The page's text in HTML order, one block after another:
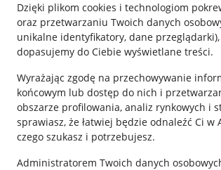
Dzięki plikom cookies i technologiom
oraz przetwarzaniu Twoich danych
unikalne identyfikatory, dane przeglądarki)
dopasujemy do Ciebie wyświetlane treści.
Wyrażając zgodę na przechowywanie
końcowym lub dostęp do nich i
obszarze profilowania, analiz rynkowych i
sprawiasz, że łatwiej będzie odnaleźć Ci w
czego szukasz i potrzebujesz.
Administratorem Twoich danych
Przydatne informacje